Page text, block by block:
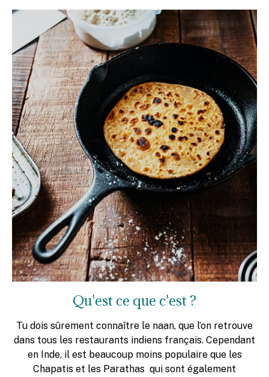
Qu'est ce que c'est ?
Tu dois sûrement connaître le naan, que l’on retrouve
dans tous les restaurants indiens français. Cependant
en Inde, il est beaucoup moins populaire que les
Chapatis et les Parathas qui sont également